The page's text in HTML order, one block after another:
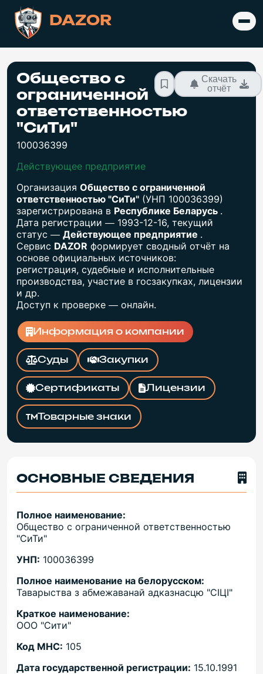
DAZOR
Общество с
ограниченной
ответственностью
"СиТи"
100036399
Скачать
отчёт
Действующее предприятие
Организация Общество с ограниченной
ответственностью "СиТи" (УНП 100036399)
зарегистрирована в Республике Беларусь .
Дата регистрации — 1993-12-16, текущий
статус — Действующее предприятие .
Сервис DAZOR формирует сводный отчёт на
основе официальных источников:
регистрация, судебные и исполнительные
производства, участие в госзакупках, лицензии
и др.
Доступ к проверке — онлайн.
Информация о компании
Суды Закупки
Сертификаты Лицензии
Товарные знаки
ОСНОВНЫЕ СВЕДЕНИЯ
Полное наименование:
Общество с ограниченной ответственностью
"СиТи"
УНП: 100036399
Полное наименование на белорусском:
Таварыства з абмежаванай адказнасцю "СIЦI"
Краткое наименование:
ООО "Сити"
Код МНС: 105
Дата государственной регистрации: 15.10.1991